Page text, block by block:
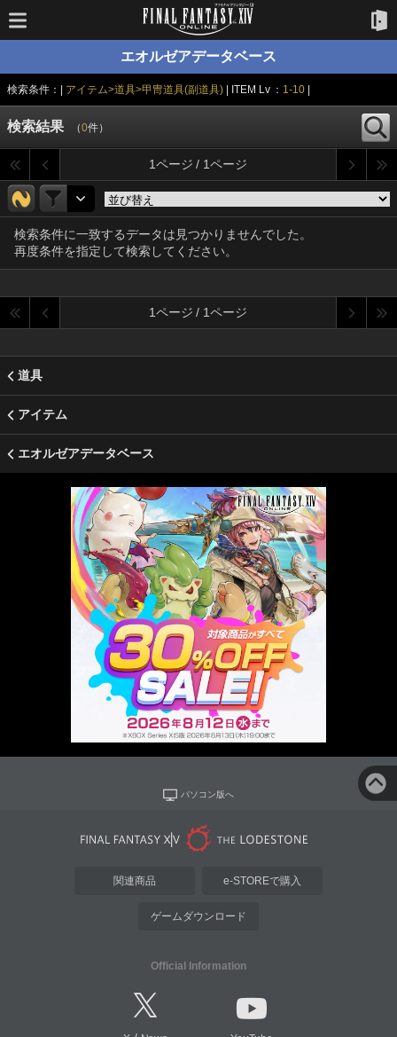
エオルゼアデータベース
検索条件：| アイテム>道具>甲冑道具(副道具) | ITEM Lv ： 1-10
検索結果 （0件）
1ページ / 1ページ
検索条件に一致するデータは見つかりませんでした。
再度条件を指定して検索してください。
1ページ / 1ページ
道具
アイテム
エオルゼアデータベース
パソコン版へ
関連商品 e-STOREで購入
ゲームダウンロード
Official Information